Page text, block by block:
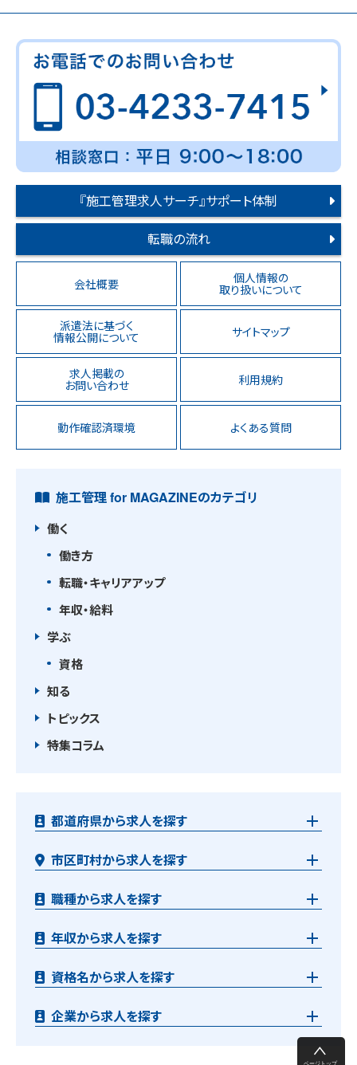
『施工管理求人サーチ』サポート体制
転職の流れ
会社概要 個人情報の
取り扱いについて
派遣法に基づく
情報公開について サイトマップ
求人掲載の
お問い合わせ 利用規約
動作確認済環境 よくある質問
施工管理 for MAGAZINEのカテゴリ
働く
働き方
転職・キャリアアップ
年収・給料
学ぶ
資格
知る
トピックス
特集コラム
都道府県から求人を探す
市区町村から求人を探す
職種から求人を探す
年収から求人を探す
資格名から求人を探す
企業から求人を探す